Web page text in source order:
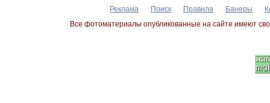
Реклама Поиск Правила Банеры
Все фотоматериалы опубликованные на сайте имеют